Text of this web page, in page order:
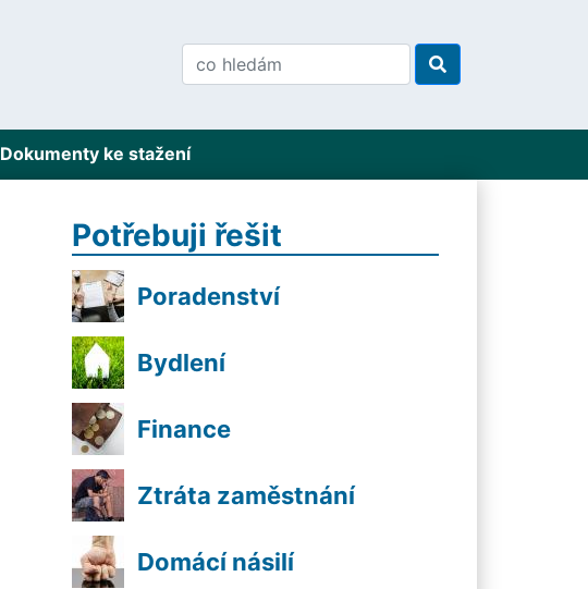
Dokumenty ke stažení
Potřebuji řešit
Poradenství
Bydlení
Finance
Ztráta zaměstnání
Domácí násilí